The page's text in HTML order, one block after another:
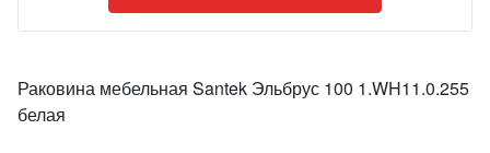
Раковина мебельная Santek Эльбрус 100 1.WH11.0.255
белая